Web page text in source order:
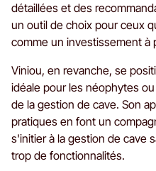
détaillées et des
un outil de choix pour ceux
comme un investissement à
Viniou, en revanche, se
idéale pour les néophytes
de la gestion de cave. Son
pratiques en font un
s'initier à la gestion de cave
trop de fonctionnalités.